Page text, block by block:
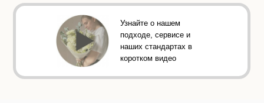
Узнайте о нашем
подходе, сервисе и
наших стандартах в
коротком видео